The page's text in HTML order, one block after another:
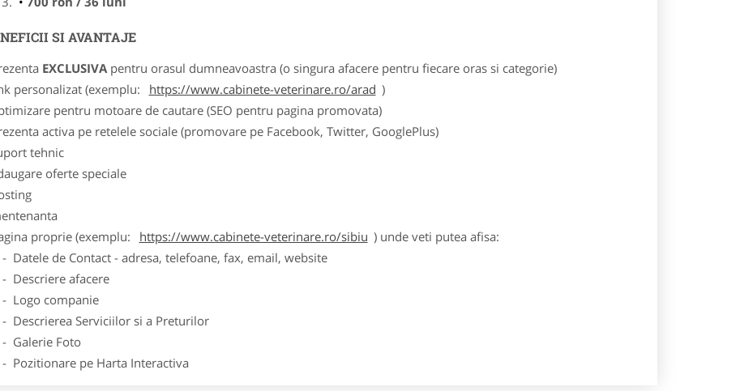
SI AVANTAJE
EXCLUSIVApentru orasul dumneavoastra (o singura afacere pentru fiecare oras si categorie)
personalizat (exemplu:
https://www.cabinete-veterinare.ro/arad )
pentru motoare de cautare (SEO pentru pagina promovata)
activa pe retelele sociale (promovare pe Facebook, Twitter, GooglePlus)
tehnic
oferte speciale
proprie (exemplu:
https://www.cabinete-veterinare.ro/sibiu ) unde veti putea afisa:
de Contact - adresa, telefoane, fax, email, website
afacere
companie
Serviciilor si a Preturilor
Foto
pe Harta Interactiva